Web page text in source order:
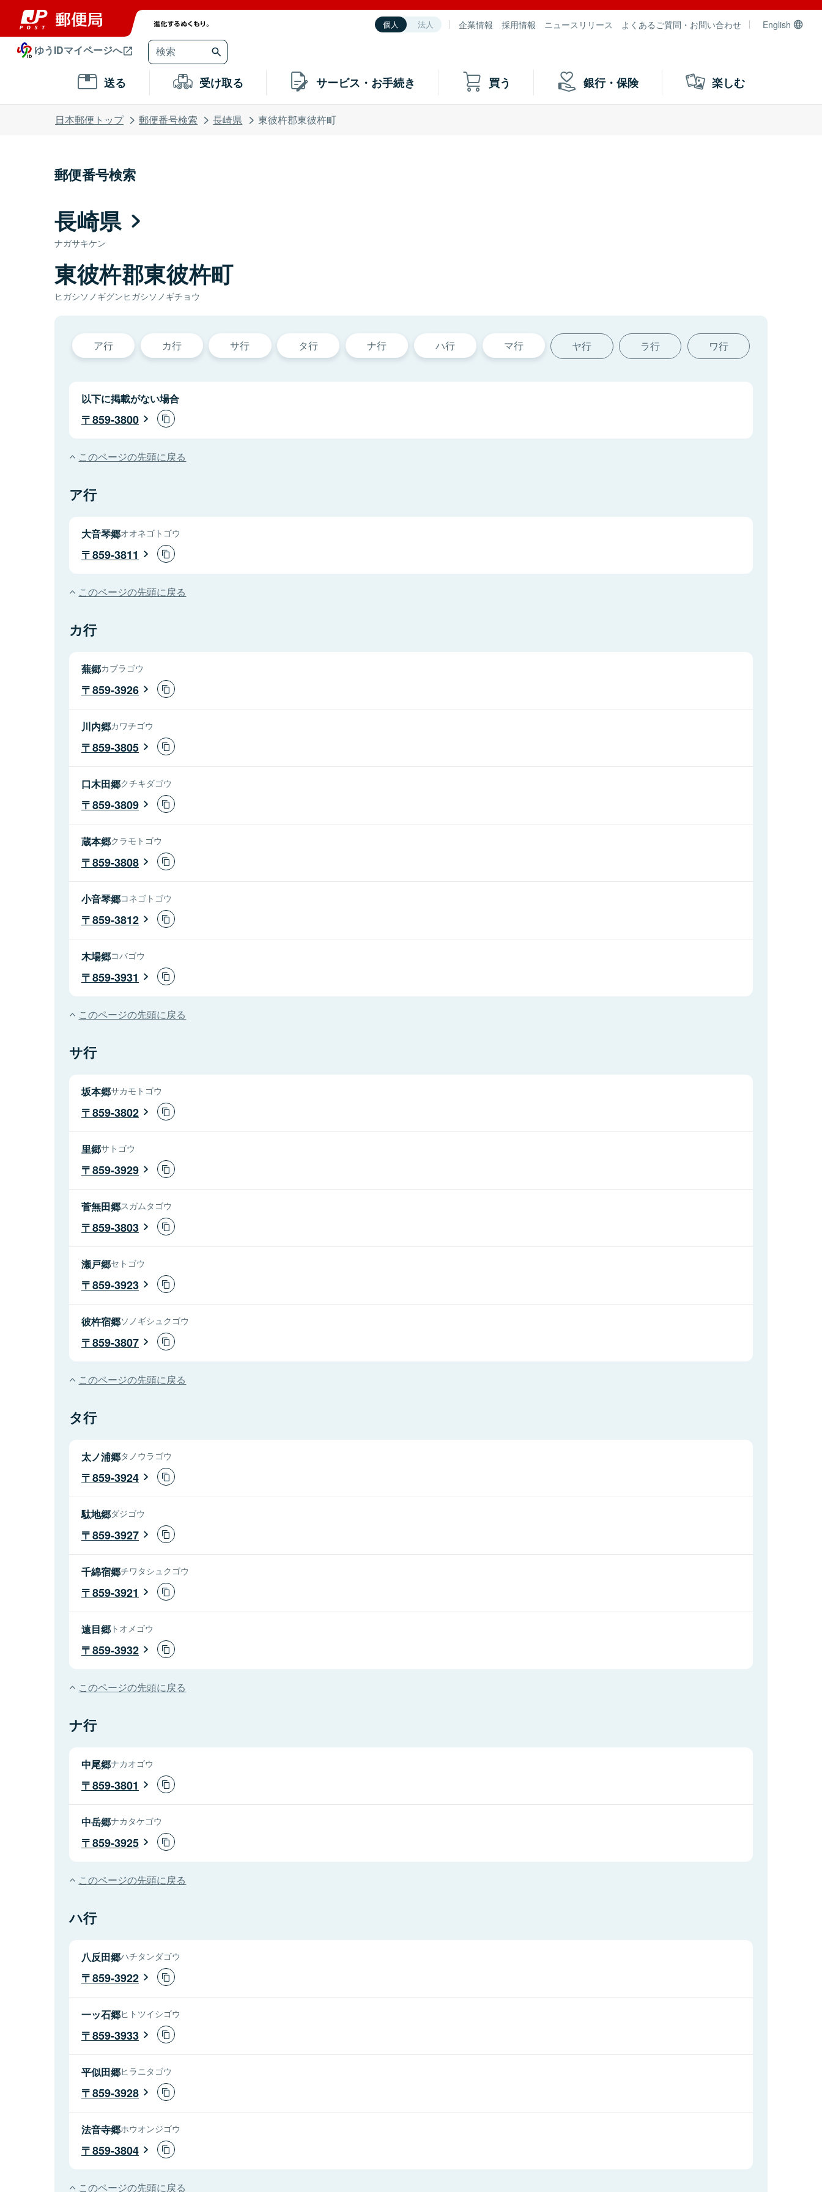
個人 法人 企業情報 採用情報 ニュースリリース よくあるご質問・お問い合わせ English
ゆうIDマイページへ
送る 受け取る サービス・お手続き 買う 銀行・保険 楽しむ
日本郵便トップ 郵便番号検索 長崎県 東彼杵郡東彼杵町
郵便番号検索
長崎県
ナガサキケン
東彼杵郡東彼杵町
ヒガシソノギグンヒガシソノギチョウ
ア行 カ行 サ行 タ行 ナ行 ハ行 マ行 ヤ行 ラ行 ワ行
以下に掲載がない場合
859-3800
このページの先頭に戻る
ア行
大音琴郷オオネゴトゴウ
859-3811
このページの先頭に戻る
カ行
蕪郷カブラゴウ
859-3926
川内郷カワチゴウ
859-3805
口木田郷クチキダゴウ
859-3809
蔵本郷クラモトゴウ
859-3808
小音琴郷コネゴトゴウ
859-3812
木場郷コバゴウ
859-3931
このページの先頭に戻る
サ行
坂本郷サカモトゴウ
859-3802
里郷サトゴウ
859-3929
菅無田郷スガムタゴウ
859-3803
瀬戸郷セトゴウ
859-3923
彼杵宿郷ソノギシュクゴウ
859-3807
このページの先頭に戻る
タ行
太ノ浦郷タノウラゴウ
859-3924
駄地郷ダジゴウ
859-3927
千綿宿郷チワタシュクゴウ
859-3921
遠目郷 トオメゴウ
859-3932
このページの先頭に戻る
ナ行
中尾郷ナカオゴウ
859-3801
中岳郷ナカタケゴウ
859-3925
このページの先頭に戻る
ハ行
八反田郷ハチタンダゴウ
859-3922
一ッ石郷ヒトツイシゴウ
859-3933
平似田郷ヒラニタゴウ
859-3928
法音寺郷ホウオンジゴウ
859-3804
このページの先頭に戻る